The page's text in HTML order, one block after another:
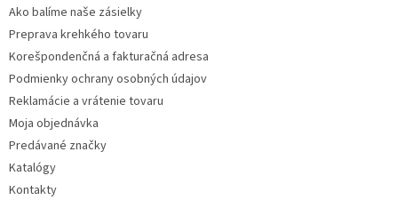
i
s
Ako balíme naše zásielky
Preprava krehkého tovaru
Korešpondenčná a fakturačná adresa
Podmienky ochrany osobných údajov
Reklamácie a vrátenie tovaru
Moja objednávka
Predávané značky
Katalógy
Kontakty